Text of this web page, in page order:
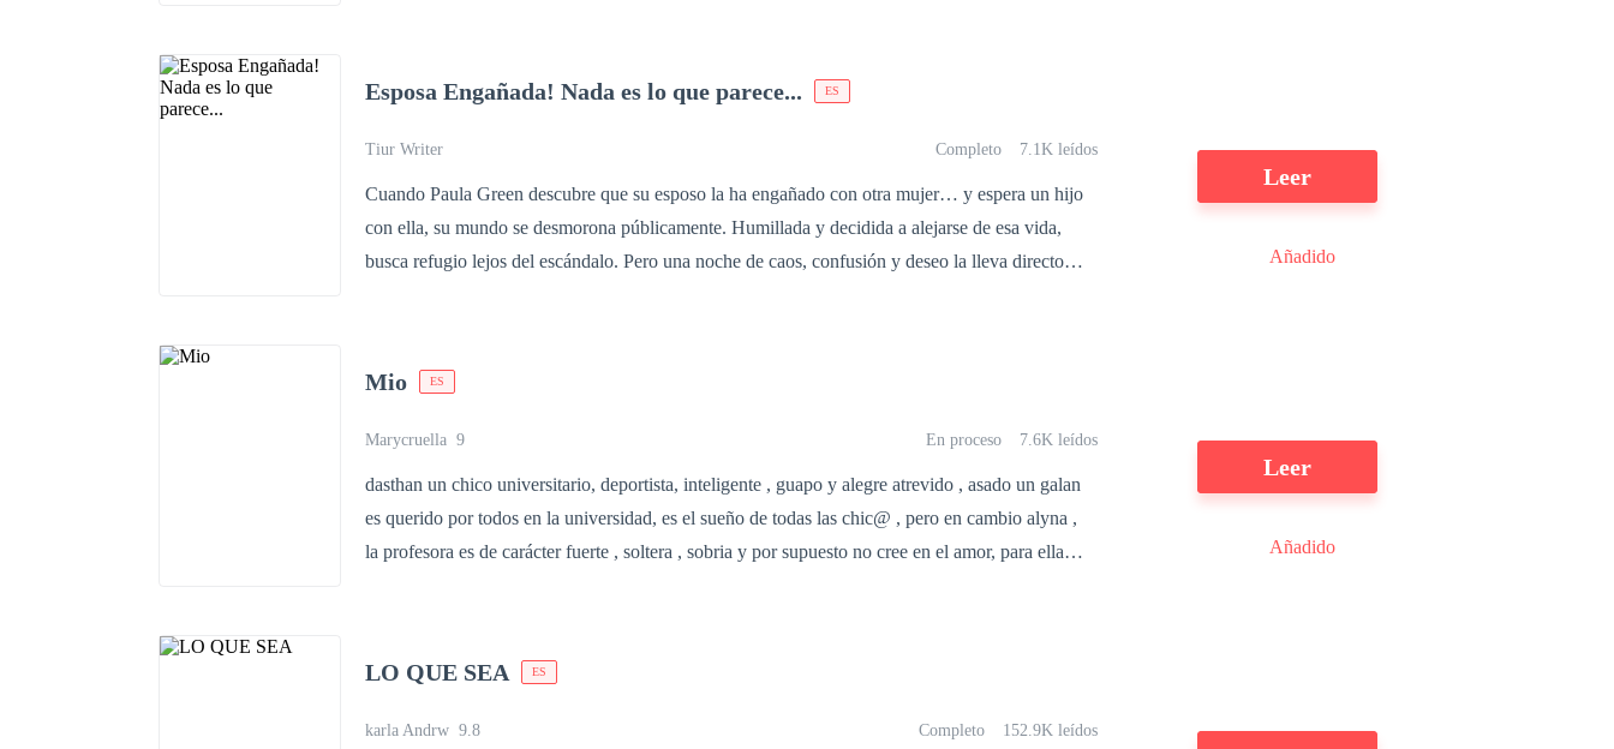
experimentar el amor de un hombre maduro, apasionado y romántico como es Edward Collins.
Un hombre profesional, prestigioso, adinerado y muy guapo. El cual colocará de cabeza el
mundo que está hecho a la perfección para dos personas en un mismo sentir. QUIERO
SABER LO QUE ES EL AMOR, llevará a experimentar a la protagonista de esta historia
aquellas sensaciones desconocidas y placenteras que no pensó jamás sentir.
Esposa Engañada! Nada es lo que parece... ES
Tiur Writer Completo 7.1K leídos
Cuando Paula Green descubre que su esposo la ha engañado con otra mujer… y espera un hijo
con ella, su mundo se desmorona públicamente. Humillada y decidida a alejarse de esa vida,
busca refugio lejos del escándalo. Pero una noche de caos, confusión y deseo la lleva directo a
trastorna, con la que vivió una noche inesperada y que ahora ronda en sus pensamientos, no es
otra que Paula, la nieta de su enemigo. Entre la atracción, el rencor y la lealtad a sus heridas,
podría convertirse en la traición más peligrosa de todas
Leer
Añadido
Mio ES
Marycruella 9 En proceso 7.6K leídos
dasthan un chico universitario, deportista, inteligente , guapo y alegre atrevido , asado un galan
es querido por todos en la universidad, es el sueño de todas las chic@ , pero en cambio alyna ,
la profesora es de carácter fuerte , soltera , sobria y por supuesto no cree en el amor, para ella
Leer
Añadido
LO QUE SEA ES
karla Andrw 9.8 Completo 152.9K leídos